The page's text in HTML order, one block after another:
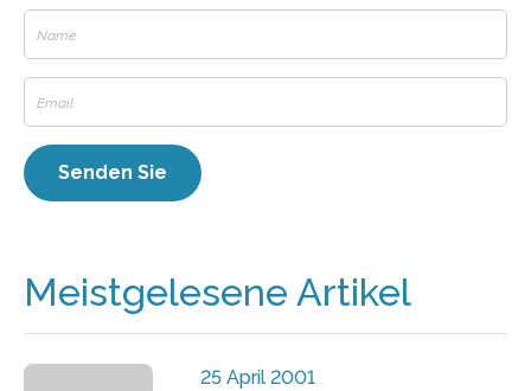
Meistgelesene Artikel
25 April 2001